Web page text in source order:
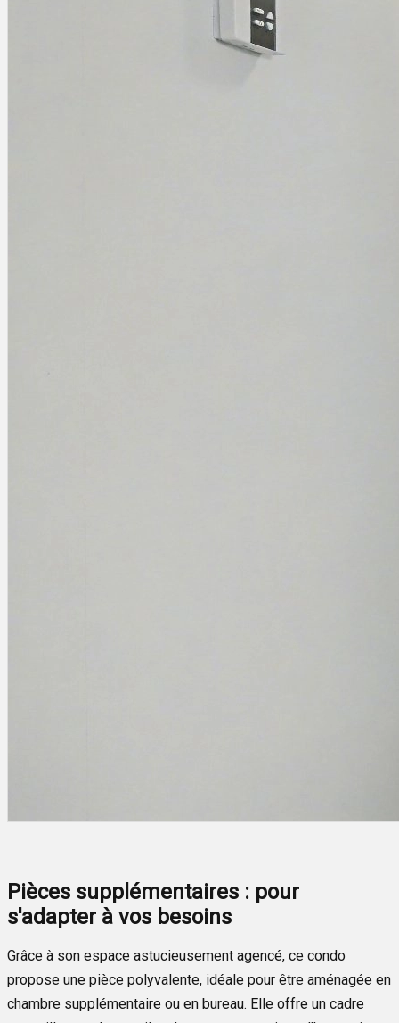
Pièces supplémentaires : pour
s'adapter à vos besoins
Grâce à son espace astucieusement agencé, ce condo
propose une pièce polyvalente, idéale pour être aménagée en
chambre supplémentaire ou en bureau. Elle offre un cadre